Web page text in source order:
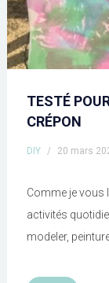
TESTÉ
CRÉPON
DIY / 20 mars
Comme je vous
activités
modeler,